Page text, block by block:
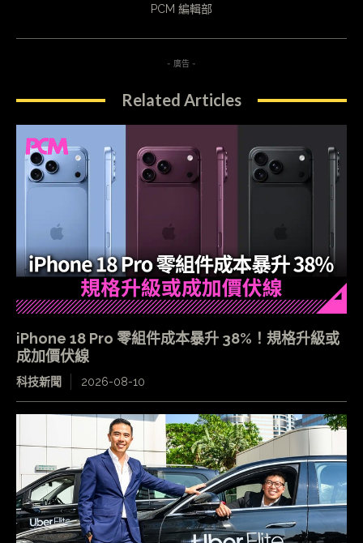
PCM 編輯部
- 廣告 -
Related Articles
iPhone 18 Pro 零組件成本暴升 38%！規格升級或
成加價伏線
科技新聞 2026-08-10